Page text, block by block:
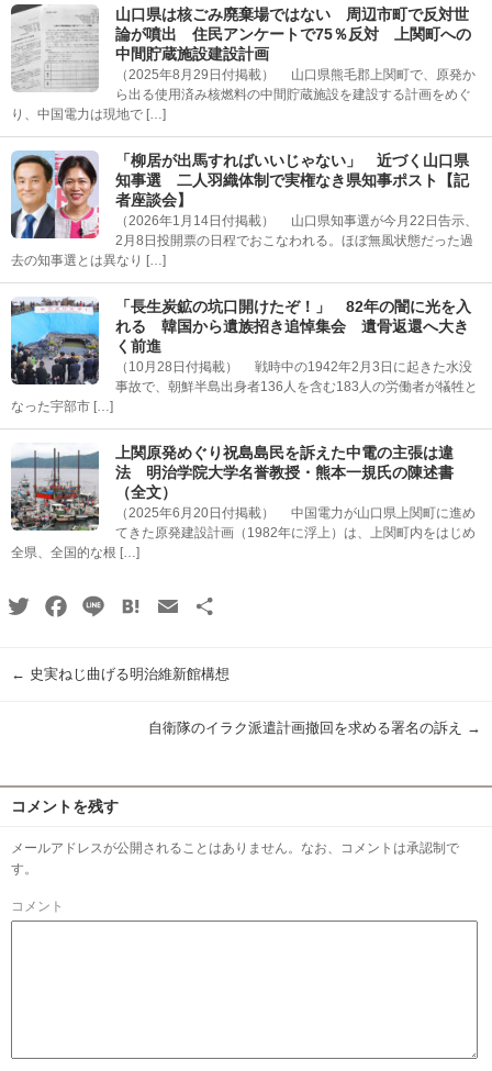
山口県は核ごみ廃棄場ではない 周辺市町で反対世
論が噴出 住民アンケートで75％反対 上関町への
中間貯蔵施設建設計画
（2025年8月29日付掲載） 山口県熊毛郡上関町で、原発か
ら出る使用済み核燃料の中間貯蔵施設を建設する計画をめぐ
り、中国電力は現地で […]
「柳居が出馬すればいいじゃない」 近づく山口県
知事選 二人羽織体制で実権なき県知事ポスト【記
者座談会】
（2026年1月14日付掲載） 山口県知事選が今月22日告示、
2月8日投開票の日程でおこなわれる。ほぼ無風状態だった過
去の知事選とは異なり […]
「長生炭鉱の坑口開けたぞ！」 82年の闇に光を入
れる 韓国から遺族招き追悼集会 遺骨返還へ大き
く前進
（10月28日付掲載） 戦時中の1942年2月3日に起きた水没
事故で、朝鮮半島出身者136人を含む183人の労働者が犠牲と
なった宇部市 […]
上関原発めぐり祝島島民を訴えた中電の主張は違
法 明治学院大学名誉教授・熊本一規氏の陳述書
（全文）
（2025年6月20日付掲載） 中国電力が山口県上関町に進め
てきた原発建設計画（1982年に浮上）は、上関町内をはじめ
全県、全国的な根 […]
TwitterFacebook
Line HatenaEmail
← 史実ねじ曲げる明治維新館構想
自衛隊のイラク派遣計画撤回を求める署名の訴え →
コメントを残す
メールアドレスが公開されることはありません。なお、コメントは承認制で
す。
コメント